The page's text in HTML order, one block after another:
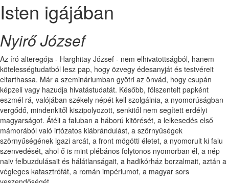
Isten igájában
Nyirő József
Az író alteregója - Harghitay József - nem elhivatottságból, hanem
kötelességtudatból lesz pap, hogy özvegy édesanyját és testvéreit
eltarthassa. Már a szemináriumban gyötri az önvád, hogy csupán
képzeli vagy hazudja hivatástudatát. Később, fölszentelt papként
eszmél rá, valójában székely népét kell szolgálnia, a nyomorúságban
vergődő, mindenkitől kiszipolyozott, senkitől nem segített erdélyi
magyarságot. Átéli a faluban a háború kitörését, a lelkesedés első
mámorából való irtózatos kiábrándulást, a szörnyűségek
szörnyűségének igazi arcát, a front mögötti életet, a nyomorult ki falu
szenvedését, ahol ő is mint plébános folytonos nyomorban él, a nép
naiv felbuzdulásait és hálátlanságait, a hadikórház borzalmait, aztán a
végleges katasztrófát, a román impériumot, a magyar sors